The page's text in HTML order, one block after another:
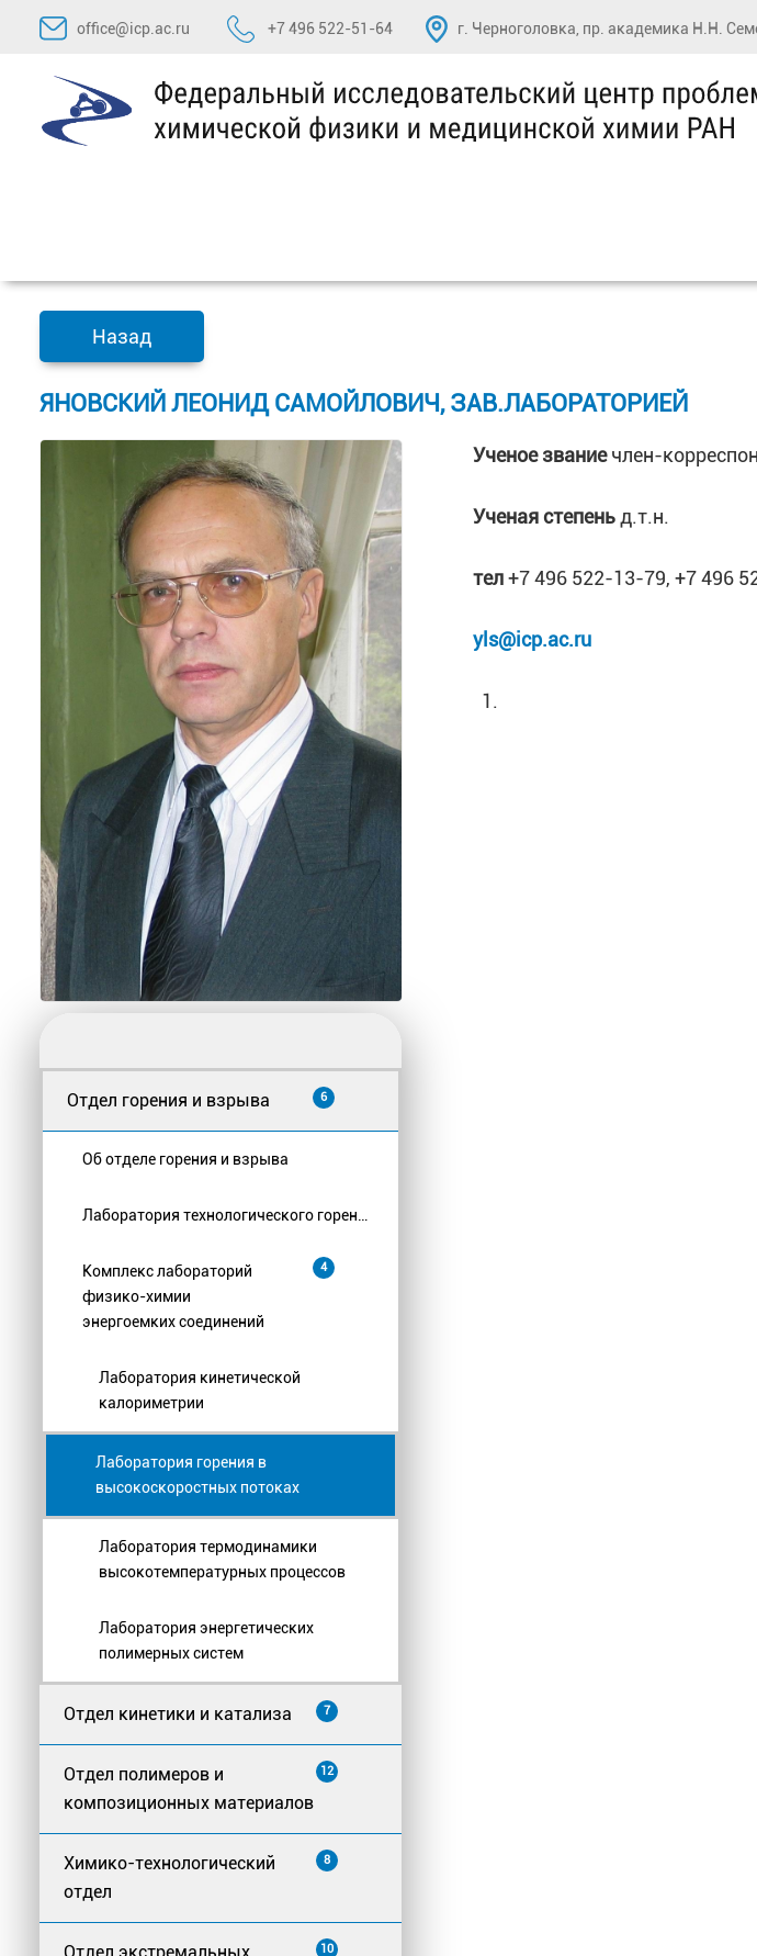
Перейти
содержимому
office@icp.ac.ru +7 496 522-51-64 г. Черноголовка, пр. академика Н.Н.
Назад
ЯНОВСКИЙ ЛЕОНИД САМОЙЛОВИЧ, ЗАВ.ЛАБОРАТОРИЕЙ
Отдел горения и взрыва 6
Об отделе горения и взрыва
Лаборатория технологического горения
Комплекс лабораторий
физико-химии
энергоемких соединений
4
Лаборатория кинетической
калориметрии
Лаборатория горения в
высокоскоростных потоках
Лаборатория термодинамики
высокотемпературных процессов
Лаборатория энергетических
полимерных систем
Отдел кинетики и катализа 7
Отдел полимеров и
композиционных материалов
12
Химико-технологический
отдел
8
10
Ученое званиечлен-
Ученая степеньд.т.н.
тел+7 496 522-13-79, +7 496
yls@icp.ac.ru